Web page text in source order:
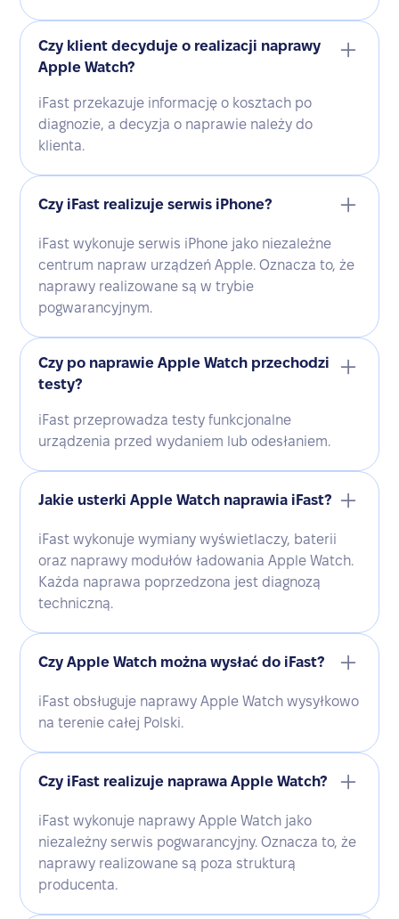
Czy klient decyduje o realizacji naprawy
Apple Watch?
iFast przekazuje informację o kosztach po
diagnozie, a decyzja o naprawie należy do
klienta.
Czy iFast realizuje serwis iPhone?
iFast wykonuje serwis iPhone jako niezależne
centrum napraw urządzeń Apple. Oznacza to, że
naprawy realizowane są w trybie
pogwarancyjnym.
Czy po naprawie Apple Watch przechodzi
testy?
iFast przeprowadza testy funkcjonalne
urządzenia przed wydaniem lub odesłaniem.
Jakie usterki Apple Watch naprawia iFast?
iFast wykonuje wymiany wyświetlaczy, baterii
oraz naprawy modułów ładowania Apple Watch.
Każda naprawa poprzedzona jest diagnozą
techniczną.
Czy Apple Watch można wysłać do iFast?
iFast obsługuje naprawy Apple Watch wysyłkowo
na terenie całej Polski.
Czy iFast realizuje naprawa Apple Watch?
iFast wykonuje naprawy Apple Watch jako
niezależny serwis pogwarancyjny. Oznacza to, że
naprawy realizowane są poza strukturą
producenta.